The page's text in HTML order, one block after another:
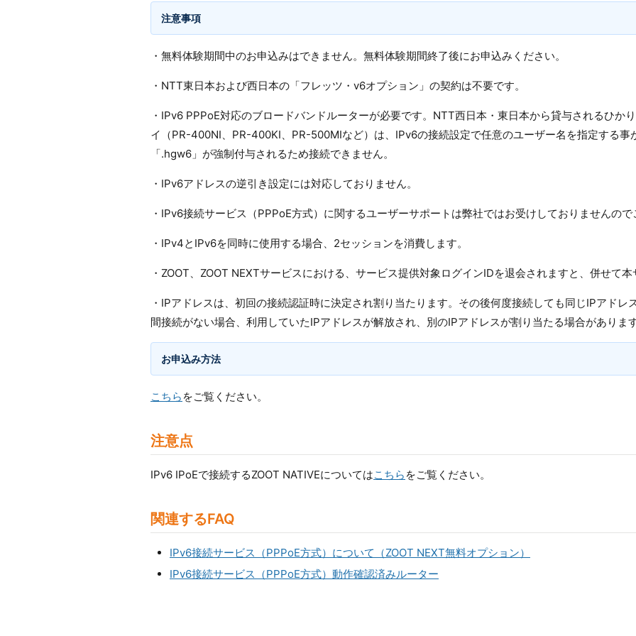
注意事項
・無料体験期間中のお申込みはできません。無料体験期間終了後にお申込みください。
・NTT東日本および西日本の「フレッツ・v6オプション」の契約は不要です。
・IPv6 PPPoE対応のブロードバンドルーターが必要です。NTT西日本・東日本から貸与されるひか
イ（PR-400NI、PR-400KI、PR-500MIなど）は、IPv6の接続設定で任意のユーザー名を指定する事
「.hgw6」が強制付与されるため接続できません。
・IPv6アドレスの逆引き設定には対応しておりません。
・IPv6接続サービス（PPPoE方式）に関するユーザーサポートは弊社ではお受けしておりませんので
・IPv4とIPv6を同時に使用する場合、2セッションを消費します。
・ZOOT、ZOOT NEXTサービスにおける、サービス提供対象ログインIDを退会されますと、併せて本
・IPアドレスは、初回の接続認証時に決定され割り当たります。その後何度接続しても同じIPアドレ
間接続がない場合、利用していたIPアドレスが解放され、別のIPアドレスが割り当たる場合がありま
お申込み方法
こちら をご覧ください。
注意点
IPv6 IPoEで接続するZOOT NATIVEについてはこちら をご覧ください。
関連するFAQ
IPv6接続サービス（PPPoE方式）について（ZOOT NEXT無料オプション）
IPv6接続サービス（PPPoE方式）動作確認済みルーター